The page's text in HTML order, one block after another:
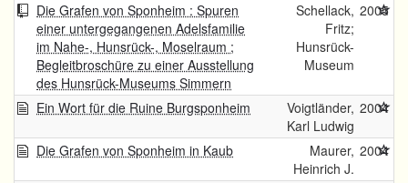
Die Grafen von Sponheim : Spuren
einer untergegangenen Adelsfamilie
im Nahe-, Hunsrück-, Moselraum ;
Begleitbroschüre zu einer Ausstellung
des Hunsrück-Museums Simmern
Schellack,
Fritz;
Hunsrück-
Museum
2005
Ein Wort für die Ruine Burgsponheim
Voigtländer,
Karl Ludwig
2004
Die Grafen von Sponheim in Kaub
Maurer,
Heinrich J.
2004